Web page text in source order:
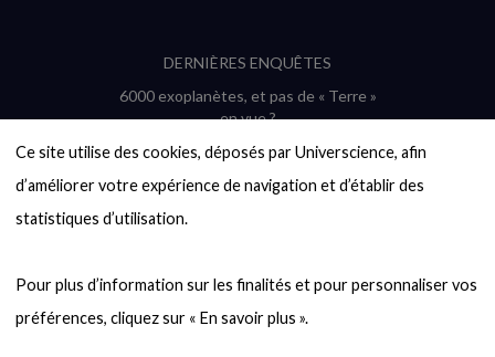
Ce site utilise des cookies, déposés par Universcience, afin
d’améliorer votre expérience de navigation et d’établir des
statistiques d’utilisation.
Pour plus d’information sur les finalités et pour personnaliser vos
DERNIÈRES ENQUÊTES
6000 exoplanètes, et pas de « Terre »
en vue ?
Quel avenir pour les cryptos ?
Un loup préhistorique ressuscité ? La
désextinction en question
Entre mathématiques et politique : la
Évaluer l’intelligence humaine : un vrai